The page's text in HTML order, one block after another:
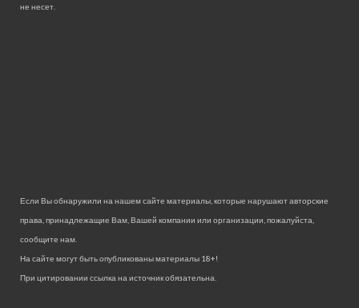
не несет.
Если Вы обнаружили на нашем сайте материалы, которые нарушают авторские
права, принадлежащие Вам, Вашей компании или организации, пожалуйста,
сообщите нам.
На сайте могут быть опубликованы материалы 18+!
При цитировании ссылка на источник обязательна.